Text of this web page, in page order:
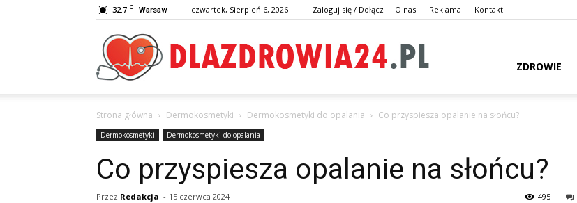
32.7 C Warsaw czwartek, Sierpień 6, 2026 Zaloguj się / Dołącz O nas Reklama Kontakt
ZDROWIE
Strona główna Dermokosmetyki Dermokosmetyki do opalania Co przyspiesza opalanie na słońcu?
Dermokosmetyki Dermokosmetyki do opalania
Co przyspiesza opalanie na słońcu?
Przez Redakcja - 15 czerwca 2024 495